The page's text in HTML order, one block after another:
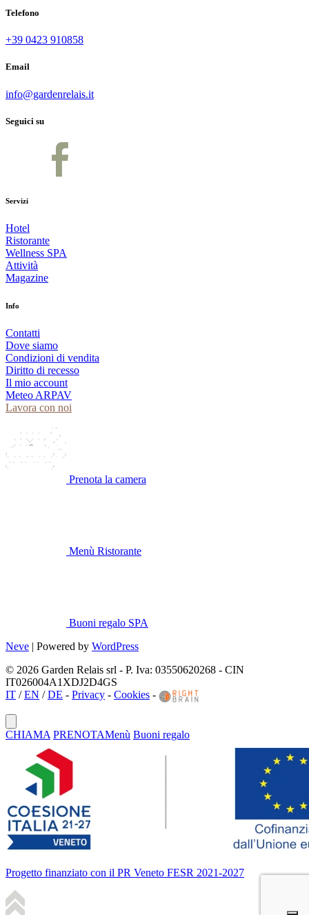
Telefono
+39 0423 910858
Email
info@gardenrelais.it
Seguici su
Servizi
Hotel
Ristorante
Wellness SPA
Attività
Magazine
Info
Contatti
Dove siamo
Condizioni di vendita
Diritto di recesso
Il mio account
Meteo ARPAV
Lavora con noi
Prenota la camera
Menù Ristorante
Buoni regalo SPA
Neve | Powered by WordPress
© 2026 Garden Relais srl - P. Iva: 03550620268 - CIN
IT026004A1XDJ2D4GS
IT /EN /DE - Privacy - Cookies -
CHIAMA PRENOTAMenù Buoni regalo
Progetto finanziato con il PR Veneto FESR 2021-2027